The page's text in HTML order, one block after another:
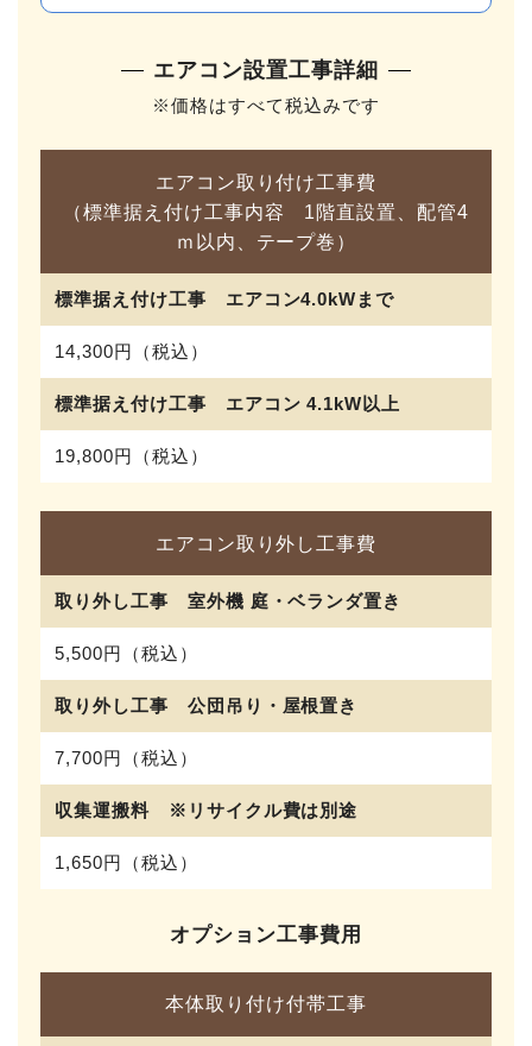
エアコン設置工事詳細
※価格はすべて税込みです
エアコン取り付け工事費
（標準据え付け工事内容 1階直設置、配管4
ｍ以内、テープ巻）
標準据え付け工事 エアコン4.0kWまで
14,300円（税込）
標準据え付け工事 エアコン 4.1kW以上
19,800円（税込）
エアコン取り外し工事費
取り外し工事 室外機 庭・ベランダ置き
5,500円（税込）
取り外し工事 公団吊り・屋根置き
7,700円（税込）
収集運搬料 ※リサイクル費は別途
1,650円（税込）
オプション工事費用
本体取り付け付帯工事